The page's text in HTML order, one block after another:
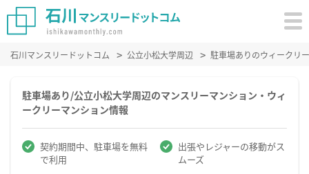
石川マンスリードットコム 公立小松大学周辺 駐車場ありのウィークリ
駐車場あり/公立小松大学周辺のマンスリーマンション・ウィ
ークリーマンション情報
契約期間中、駐車場を無料
で利用
出張やレジャーの移動がス
ムーズ